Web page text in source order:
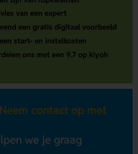
van een expert
een gratis digitaal voorbeeld
start- en instelkosten
ons met een 9.7 op kiyoh
contact op met
we je graag